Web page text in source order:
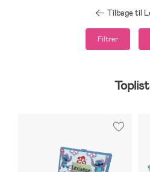
Tilbage til
Filtrer